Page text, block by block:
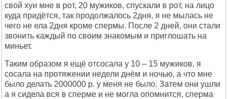
свой хуи мне в рот, 20 мужиков, спускали в рот, на лицо
куда придётся, так продолжалось 2дня, я не мылась не
чего не ела 2дня кроме спермы. После 2 дней, они стали
звонить каждый по своим знакомым и приглошать на
миньет.
Таким образом я ещё отсосала у 10 – 15 мужиков, я
сосала на протяжении недели днём и ночью, а что мне
было делать 2000000 р. у меня не было. Затем они ушли
а я сидела вся в сперме и не могла опомнится, сперма